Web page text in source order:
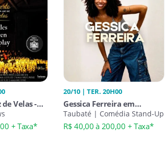
Velas -
Coldplay
+ Taxa*
20/10 | TER. 20H00
Gessica Ferreira em
Taubaté
Taubaté | Comédia Stand-Up
R$ 40,00 à 200,00 + Taxa*